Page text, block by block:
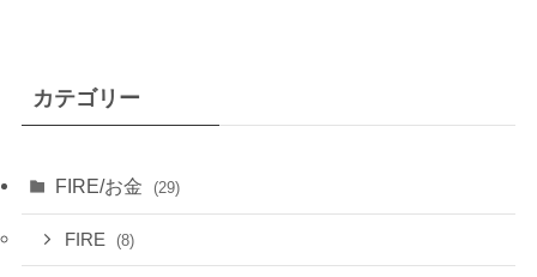
カテゴリー
FIRE/お金 (29)
FIRE (8)